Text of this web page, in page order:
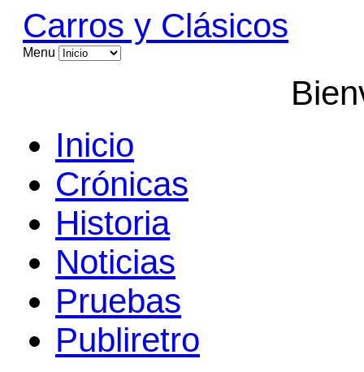
Carros y Clásicos
Menu
Inicio
Crónicas
Historia
Noticias
Pruebas
Publiretro